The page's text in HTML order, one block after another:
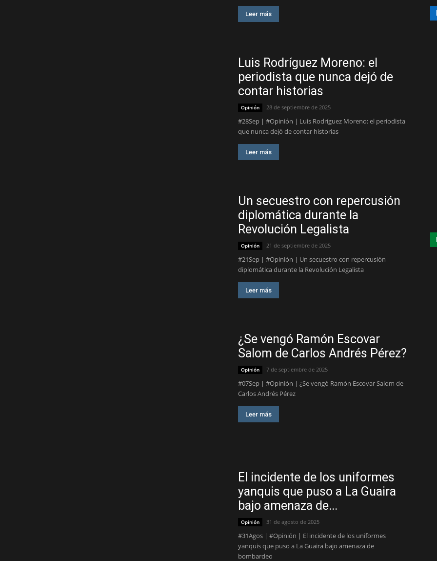
Leer más
Luis Rodríguez Moreno: el
periodista que nunca dejó de
contar historias
Opinión 28 de septiembre de 2025
#28Sep | #Opinión | Luis Rodríguez Moreno: el periodista
que nunca dejó de contar historias
Leer más
Un secuestro con repercusión
diplomática durante la
Revolución Legalista
Opinión 21 de septiembre de 2025
#21Sep | #Opinión | Un secuestro con repercusión
diplomática durante la Revolución Legalista
Leer más
¿Se vengó Ramón Escovar
Salom de Carlos Andrés Pérez?
Opinión 7 de septiembre de 2025
#07Sep | #Opinión | ¿Se vengó Ramón Escovar Salom de
Carlos Andrés Pérez
Leer más
El incidente de los uniformes
yanquis que puso a La Guaira
bajo amenaza de...
Opinión 31 de agosto de 2025
#31Agos | #Opinión | El incidente de los uniformes
yanquis que puso a La Guaira bajo amenaza de
bombardeo